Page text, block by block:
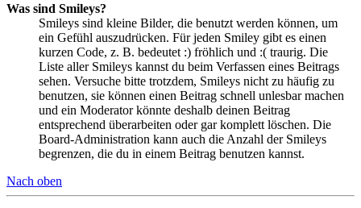
Was sind Smileys?
Smileys sind kleine Bilder, die benutzt werden können, um
ein Gefühl auszudrücken. Für jeden Smiley gibt es einen
kurzen Code, z. B. bedeutet :) fröhlich und :( traurig. Die
Liste aller Smileys kannst du beim Verfassen eines Beitrags
sehen. Versuche bitte trotzdem, Smileys nicht zu häufig zu
benutzen, sie können einen Beitrag schnell unlesbar machen
und ein Moderator könnte deshalb deinen Beitrag
entsprechend überarbeiten oder gar komplett löschen. Die
Board-Administration kann auch die Anzahl der Smileys
begrenzen, die du in einem Beitrag benutzen kannst.
Nach oben